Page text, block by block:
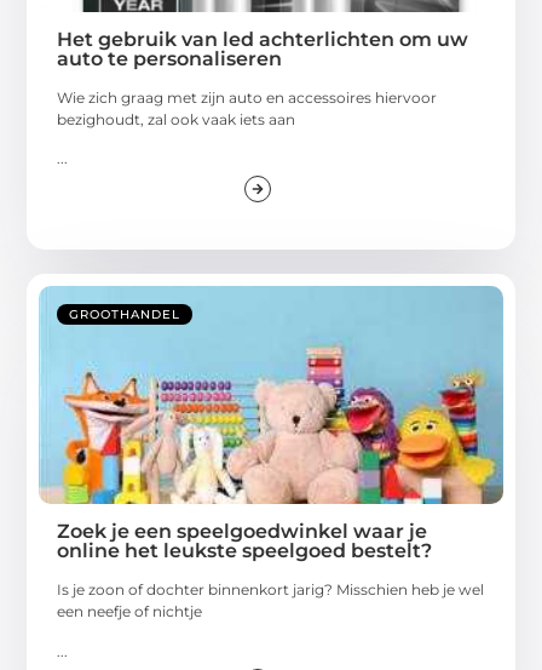
Het gebruik van led achterlichten om uw
auto te personaliseren
Wie zich graag met zijn auto en accessoires hiervoor
bezighoudt, zal ook vaak iets aan
...
GROOTHANDEL
Zoek je een speelgoedwinkel waar je
online het leukste speelgoed bestelt?
Is je zoon of dochter binnenkort jarig? Misschien heb je wel
een neefje of nichtje